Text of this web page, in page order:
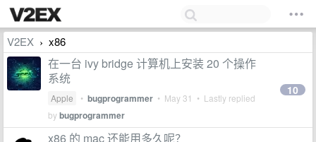
V2EX › x86
在一台 ivy bridge 计算机上安装 20 个操作
系统
Apple • bugprogrammer • May 31 • Lastly replied
bybugprogrammer
10
x86 的 mac 还能用多久呢？